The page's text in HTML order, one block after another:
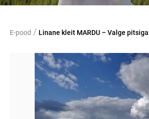
E-pood / Linane kleit MARDU – Valge